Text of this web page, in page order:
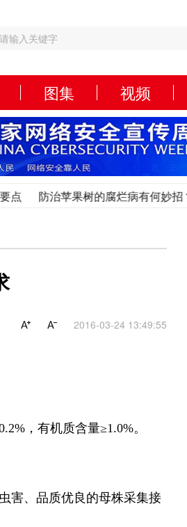
图集 视频
防治苹果树的腐烂病有何妙招？
2016-03-24 13:49:55
，有机质含量≥1.0%。
害、品质优良的母株采集接